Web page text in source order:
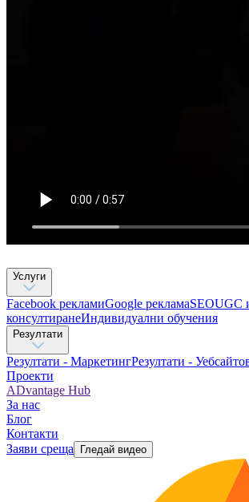
Услуги
Facebook рекламиGoogle рекламаSEOUGC
консултиране​Индивидуални обучения
Резултати
Резултати - МаркетингРезултати -
Проекти
ADvantage Hub
За нас
Блог
Контакти
Заяви среща
Гледай видео